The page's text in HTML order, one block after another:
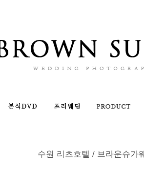
수원 리츠호텔 / 브라운슈가